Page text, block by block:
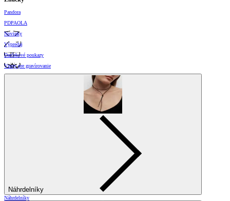
Pandora
PDPAOLA
Novinky
Výpredaj
Darčekové poukazy
Vzory pre gravírovanie
Náhrdelníky
Náhrdelníky